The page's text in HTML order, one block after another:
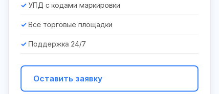
УПД с кодами маркировки
Все торговые площадки
Поддержка 24/7
Оставить заявку